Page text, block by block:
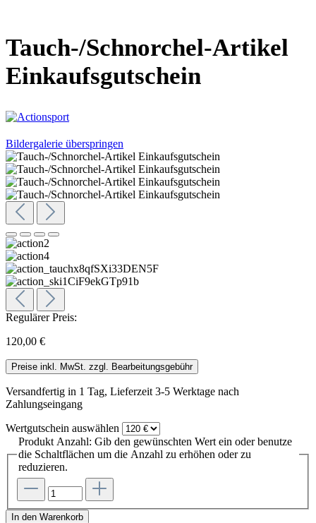
Tauch-/Schnorchel-Artikel
Einkaufsgutschein
Bildergalerie überspringen
Regulärer Preis:
120,00 €
Preise inkl. MwSt. zzgl. Bearbeitungsgebühr
Versandfertig in 1 Tag, Lieferzeit 3-5 Werktage nach
Zahlungseingang
Wertgutschein auswählen
Produkt Anzahl: Gib den gewünschten Wert ein oder benutze
die Schaltflächen um die Anzahl zu erhöhen oder zu
reduzieren.
In den Warenkorb